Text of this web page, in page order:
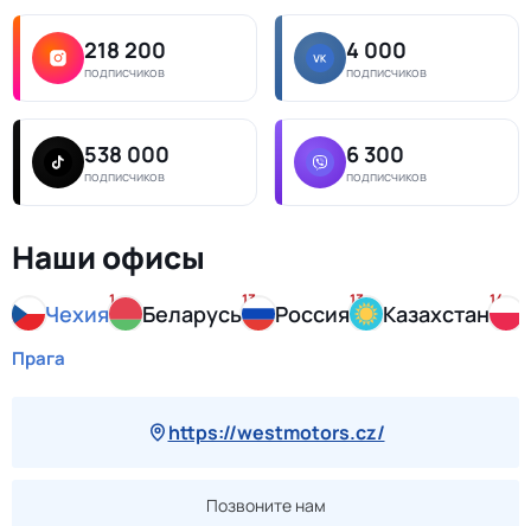
218 200
подписчиков
4 000
подписчиков
538 000
подписчиков
6 300
подписчиков
Наши офисы
Чехия
1
Беларусь
13
Россия
13
Казахстан
14
Прага
https://westmotors.cz/
Позвоните нам